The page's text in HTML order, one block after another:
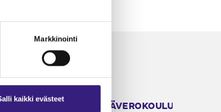
Markkinointi
kaikki evästeetARVONLISÄVEROKOULU